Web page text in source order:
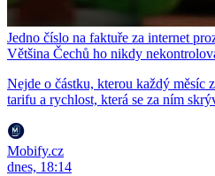
Jedno číslo na faktuře za internet
Většina Čechů ho nikdy
Nejde o částku, kterou každý měsíc
tarifu a rychlost, která se za ním
Mobify.cz
dnes, 18:14